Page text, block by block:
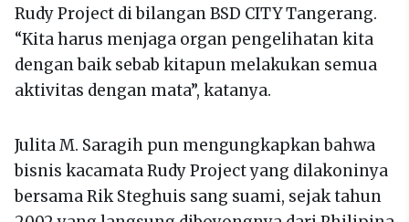
Rudy Project di bilangan BSD CITY Tangerang.
“Kita harus menjaga organ pengelihatan kita
dengan baik sebab kitapun melakukan semua
aktivitas dengan mata”, katanya.
Julita M. Saragih pun mengungkapkan bahwa
bisnis kacamata Rudy Project yang dilakoninya
bersama Rik Steghuis sang suami, sejak tahun